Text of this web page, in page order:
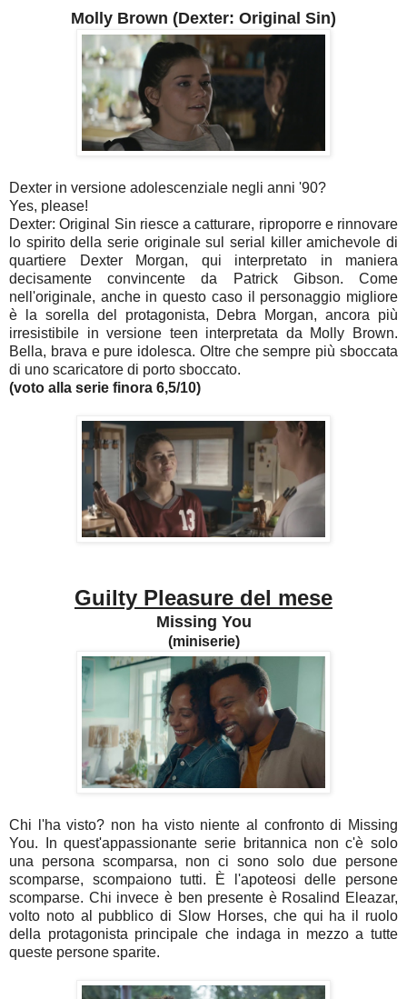
Molly Brown (Dexter: Original Sin)
Dexter in versione adolescenziale negli anni '90?
Yes, please!
Dexter: Original Sin riesce a catturare, riproporre e rinnovare
lo spirito della serie originale sul serial killer amichevole di
quartiere Dexter Morgan, qui interpretato in maniera
decisamente convincente da Patrick Gibson. Come
nell'originale, anche in questo caso il personaggio migliore
è la sorella del protagonista, Debra Morgan, ancora più
irresistibile in versione teen interpretata da Molly Brown.
Bella, brava e pure idolesca. Oltre che sempre più sboccata
di uno scaricatore di porto sboccato.
(voto alla serie finora 6,5/10)
Guilty Pleasure del mese
Missing You
(miniserie)
Chi l'ha visto? non ha visto niente al confronto di Missing
You. In quest'appassionante serie britannica non c'è solo
una persona scomparsa, non ci sono solo due persone
scomparse, scompaiono tutti. È l'apoteosi delle persone
scomparse. Chi invece è ben presente è Rosalind Eleazar,
volto noto al pubblico di Slow Horses, che qui ha il ruolo
della protagonista principale che indaga in mezzo a tutte
queste persone sparite.